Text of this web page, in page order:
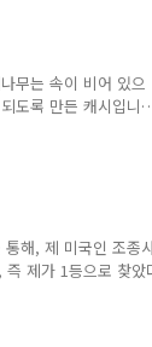
않을까..) 북한산 둘
지 44 km를 설치하
입니다. 북한산 둘레
무는 속이 비어 있으
도록 만든 캐시입니
치하기 위해 만들었
딱 맞는 캐시를 제
고 생각했었습니
럼 안보이게 숨기는
는 위장[僞裝]형 지
통해, 제 미국인 조
제가 1등으로 찾았
같다는 말씀도 드렸
니다. 나이트캐시를